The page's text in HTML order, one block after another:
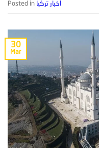
Posted in أخبار تركيا
30
Mar